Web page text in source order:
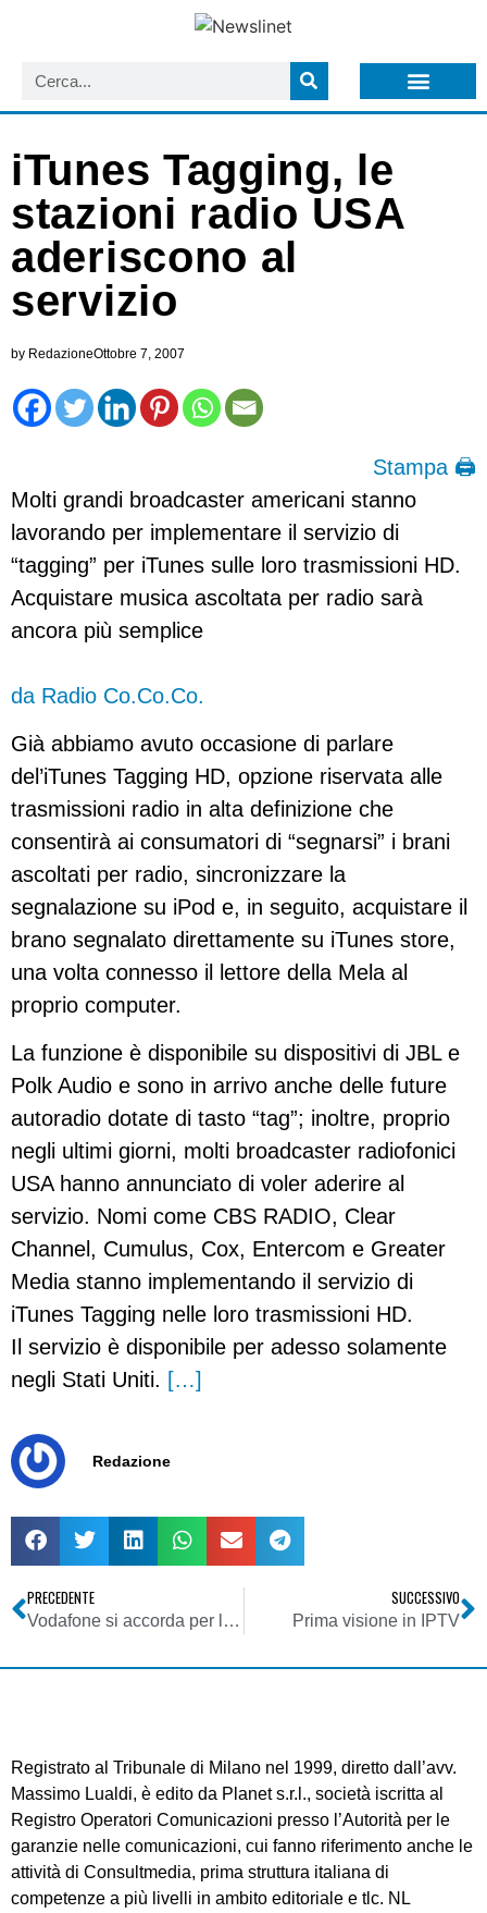
iTunes Tagging, le
stazioni radio USA
aderiscono al
servizio
by RedazioneOttobre 7, 2007
Stampa 🖨
Molti grandi broadcaster americani stanno
lavorando per implementare il servizio di
“tagging” per iTunes sulle loro trasmissioni HD.
Acquistare musica ascoltata per radio sarà
ancora più semplice
da Radio Co.Co.Co.
Già abbiamo avuto occasione di parlare
del’iTunes Tagging HD, opzione riservata alle
trasmissioni radio in alta definizione che
consentirà ai consumatori di “segnarsi” i brani
ascoltati per radio, sincronizzare la
segnalazione su iPod e, in seguito, acquistare il
brano segnalato direttamente su iTunes store,
una volta connesso il lettore della Mela al
proprio computer.
La funzione è disponibile su dispositivi di JBL e
Polk Audio e sono in arrivo anche delle future
autoradio dotate di tasto “tag”; inoltre, proprio
negli ultimi giorni, molti broadcaster radiofonici
USA hanno annunciato di voler aderire al
servizio. Nomi come CBS RADIO, Clear
Channel, Cumulus, Cox, Entercom e Greater
Media stanno implementando il servizio di
iTunes Tagging nelle loro trasmissioni HD.
Il servizio è disponibile per adesso solamente
negli Stati Uniti. […]
Redazione
PRECEDENTE
Vodafone si accorda per l’acquisto di Tele2
SUCCESSIVO
Prima visione in IPTV
Registrato al Tribunale di Milano nel 1999, diretto dall’avv.
Massimo Lualdi, è edito da Planet s.r.l., società iscritta al
Registro Operatori Comunicazioni presso l’Autorità per le
garanzie nelle comunicazioni, cui fanno riferimento anche le
attività di Consultmedia, prima struttura italiana di
competenze a più livelli in ambito editoriale e tlc. NL